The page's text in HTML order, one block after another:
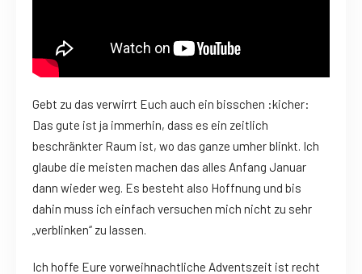
Gebt zu das verwirrt Euch auch ein bisschen :kicher:
Das gute ist ja immerhin, dass es ein zeitlich
beschränkter Raum ist, wo das ganze umher blinkt. Ich
glaube die meisten machen das alles Anfang Januar
dann wieder weg. Es besteht also Hoffnung und bis
dahin muss ich einfach versuchen mich nicht zu sehr
„verblinken“ zu lassen.
Ich hoffe Eure vorweihnachtliche Adventszeit ist recht